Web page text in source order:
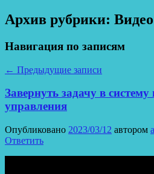
Архив рубрики: Видео
Навигация по записям
← Предыдущие записи
Завернуть задачу в
управления
Опубликовано 2023/03/12 автором
Ответить